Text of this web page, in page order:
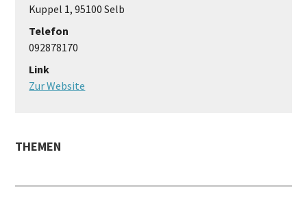
Kuppel 1, 95100 Selb
Telefon
092878170
Link
Zur Website
THEMEN